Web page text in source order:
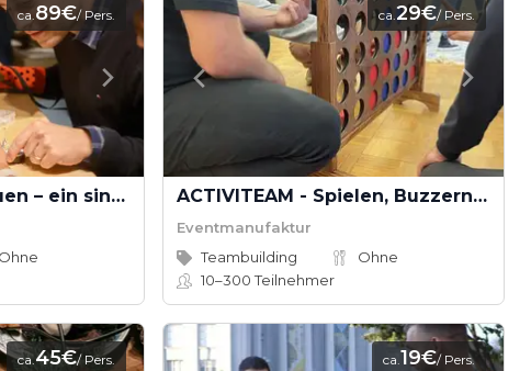
ca.89€/ Pers.
Handprothesen bauen – ein sinnvolles Teamevent voller Spaß
Ohne
ca.29€/ Pers.
ACTIVITEAM - Spielen, Buzzern und Wetten
Eventmanufaktur
Teambuilding
Ohne
10–300Teilnehmer
ca.45€/ Pers. ca.19€/ Pers.